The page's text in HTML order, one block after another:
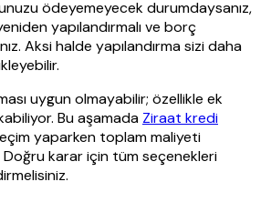
ödeyemeyecek durumdaysanız,
yapılandırmalı ve borç
Aksi halde yapılandırma sizi daha
uygun olmayabilir; özellikle ek
Bu aşamada Ziraat kredi
yaparken toplam maliyeti
Doğru karar için tüm seçenekleri